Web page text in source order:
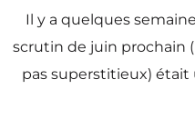
Il y a quelques
scrutin de juin prochain
pas superstitieux) était